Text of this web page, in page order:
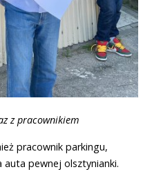
z pracownikiem
pracownik parkingu,
pewnej olsztynianki.